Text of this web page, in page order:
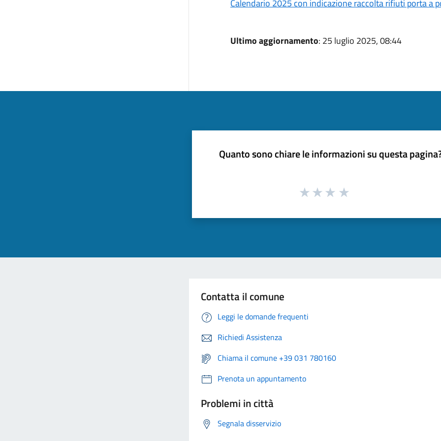
Calendario 2025 con indicazione raccolta rifiuti porta a
Ultimo aggiornamento: 25 luglio 2025, 08:44
Quanto sono chiare le informazioni su questa
Contatta il comune
Leggi le domande frequenti
Richiedi Assistenza
Chiama il comune +39 031 780160
Prenota un appuntamento
Problemi in città
Segnala disservizio